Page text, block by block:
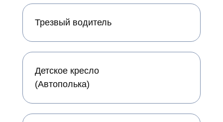
Трезвый водитель
Детское кресло
(Автополька)